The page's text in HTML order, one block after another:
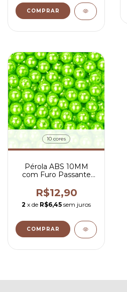
COMPRAR
10 cores
Pérola ABS 10MM
com Furo Passante
Colares Asas da Fé
R$12,90
2 x de R$6,45 sem juros
COMPRAR